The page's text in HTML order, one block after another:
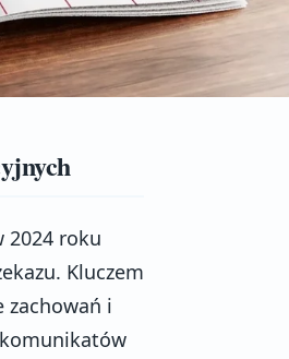
2024 roku
Kluczem
zachowań i